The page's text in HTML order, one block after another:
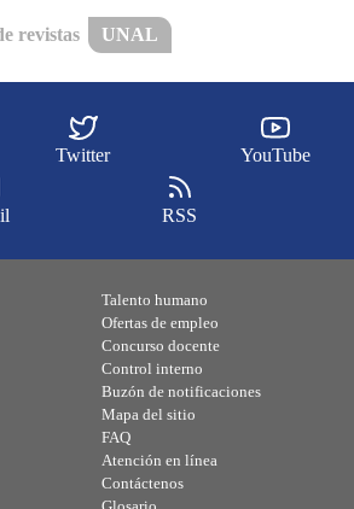
revistas UNAL
Twitter YouTube
RSS
Talento humano
Ofertas de empleo
Concurso docente
Control interno
Buzón de notificaciones
Mapa del sitio
FAQ
Atención en línea
Contáctenos